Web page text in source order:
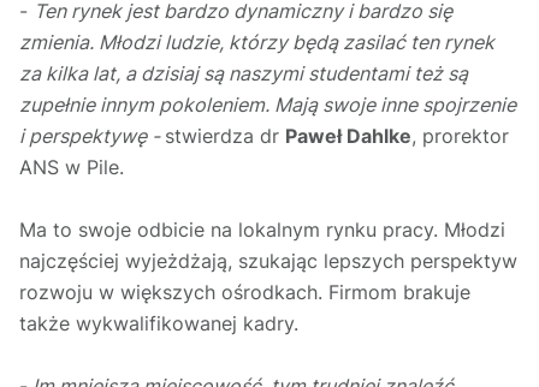
- Ten rynek jest bardzo dynamiczny i bardzo się
zmienia. Młodzi ludzie, którzy będą zasilać ten rynek
za kilka lat, a dzisiaj są naszymi studentami też są
zupełnie innym pokoleniem. Mają swoje inne spojrzenie
i perspektywę - stwierdza dr Paweł Dahlke, prorektor
ANS w Pile.
Ma to swoje odbicie na lokalnym rynku pracy. Młodzi
najczęściej wyjeżdżają, szukając lepszych perspektyw
rozwoju w większych ośrodkach. Firmom brakuje
także wykwalifikowanej kadry.